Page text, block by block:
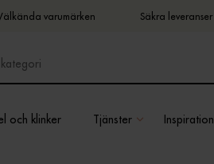
varumärken Säkra leveranser
och klinker Tjänster Inspiration